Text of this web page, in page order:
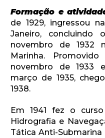
Formação e
de 1929, ingressou
Janeiro,
novembro de 1932
Marinha.
novembro de 1933
março de 1935,
1938.
Em 1941 fez o
Hidrografia e
Tática Anti-